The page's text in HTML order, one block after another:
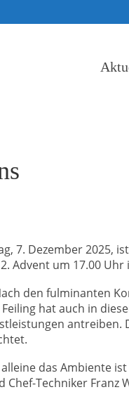
7. Dezember 2025,
Advent um 17.00 Uhr
den fulminanten
hat auch in
antreiben.
das Ambiente
Techniker Franz